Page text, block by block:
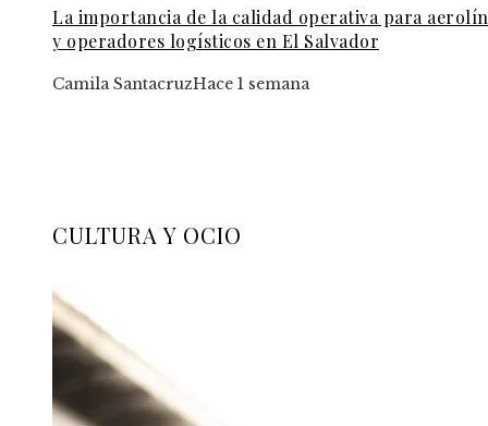
La importancia de la calidad operativa para
y operadores logísticos en El Salvador
Camila SantacruzHace 1 semana
CULTURA Y OCIO